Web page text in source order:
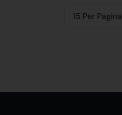
15 Per Pagina